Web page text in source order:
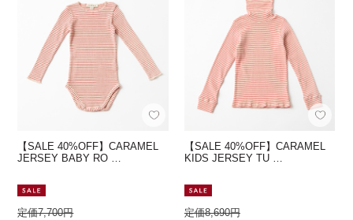
【SALE 40%OFF】CARAMEL
JERSEY BABY RO …
定価7,700円
【SALE 40%OFF】CARAMEL
KIDS JERSEY TU …
定価8,690円